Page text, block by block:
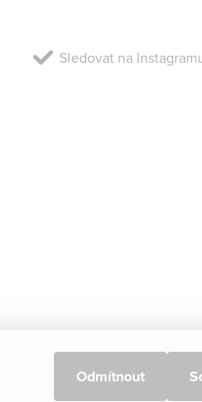
Odmítnout
Sledovat na